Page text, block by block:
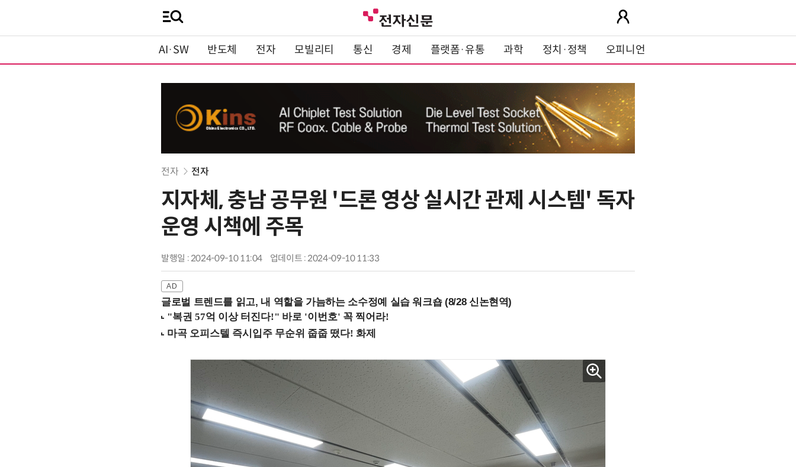
AI·SW 반도체 전자 모빌리티 통신 경제 플랫폼·유통 과학 정치·정책 오피니언
전자 전자
지자체, 충남 공무원 '드론 영상 실시간 관제 시스템' 독자
운영 시책에 주목
발행일 : 2024-09-10 11:04 업데이트 : 2024-09-10 11:33
글로벌 트렌드를 읽고, 내 역할을 가늠하는 소수정예 실습 워크숍 (8/28 신논현역)